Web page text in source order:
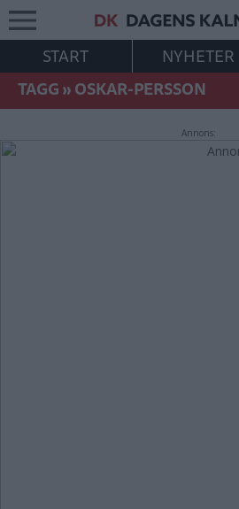
START NYHETER
TAGG»OSKAR-PERSSON
Annons: